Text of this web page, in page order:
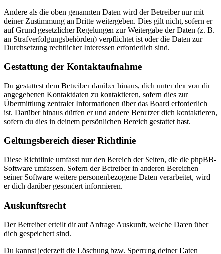
Andere als die oben genannten Daten wird der Betreiber nur mit
deiner Zustimmung an Dritte weitergeben. Dies gilt nicht, sofern er
auf Grund gesetzlicher Regelungen zur Weitergabe der Daten (z. B.
an Strafverfolgungsbehörden) verpflichtet ist oder die Daten zur
Durchsetzung rechtlicher Interessen erforderlich sind.
Gestattung der Kontaktaufnahme
Du gestattest dem Betreiber darüber hinaus, dich unter den von dir
angegebenen Kontaktdaten zu kontaktieren, sofern dies zur
Übermittlung zentraler Informationen über das Board erforderlich
ist. Darüber hinaus dürfen er und andere Benutzer dich kontaktieren,
sofern du dies in deinem persönlichen Bereich gestattet hast.
Geltungsbereich dieser Richtlinie
Diese Richtlinie umfasst nur den Bereich der Seiten, die die phpBB-
Software umfassen. Sofern der Betreiber in anderen Bereichen
seiner Software weitere personenbezogene Daten verarbeitet, wird
er dich darüber gesondert informieren.
Auskunftsrecht
Der Betreiber erteilt dir auf Anfrage Auskunft, welche Daten über
dich gespeichert sind.
Du kannst jederzeit die Löschung bzw. Sperrung deiner Daten